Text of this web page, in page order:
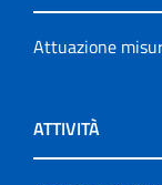
Attuazione
ATTIVITÀ